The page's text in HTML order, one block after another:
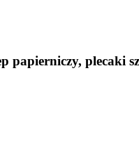
papierniczy, plecaki